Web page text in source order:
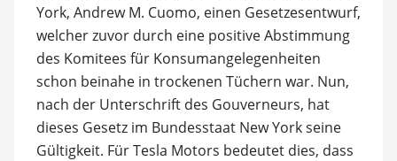
York, Andrew M. Cuomo, einen Gesetzesentwurf,
welcher zuvor durch eine positive Abstimmung
des Komitees für Konsumangelegenheiten
schon beinahe in trockenen Tüchern war. Nun,
nach der Unterschrift des Gouverneurs, hat
dieses Gesetz im Bundesstaat New York seine
Gültigkeit. Für Tesla Motors bedeutet dies, dass